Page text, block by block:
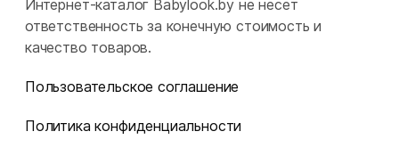
Интернет-каталог Babylook.by не несет
ответственность за конечную стоимость и
качество товаров.
Пользовательское соглашение
Политика конфиденциальности